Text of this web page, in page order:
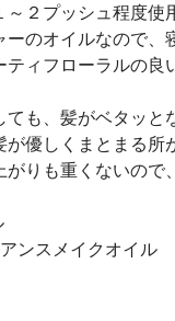
～２プッシュ程度
ーのオイルなので、
ティフローラルの
ても、髪がベタッ
が優しくまとまる
がりも重くないの
ンスメイクオイル